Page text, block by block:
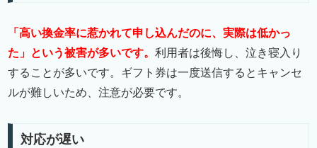
「高い換金率に惹かれて申し込んだのに、実際は低かっ
た」という被害が多いです。 利用者は後悔し、泣き寝入り
することが多いです。ギフト券は一度送信するとキャンセ
ルが難しいため、注意が必要です。
対応が遅い